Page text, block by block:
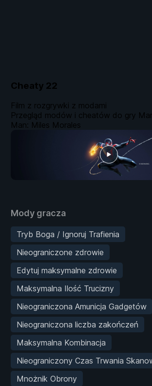
Cheaty 22
Mody gracza
Tryb Boga / Ignoruj Trafienia
Nieograniczone zdrowie
Edytuj maksymalne zdrowie
Maksymalna Ilość Trucizny
Nieograniczona Amunicja Gadgetów
Nieograniczona liczba zakończeń
Maksymalna Kombinacja
Nieograniczony Czas Trwania
Mnożnik Obrony
Film z rozgrywki z modami
Przegląd modów i cheatów do gry
Man: Miles Morales